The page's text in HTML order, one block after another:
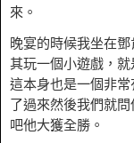
來。
晚宴的時候我坐在
其玩一個小遊戲，
這本身也是一個非
了過來然後我們就
吧他大獲全勝。